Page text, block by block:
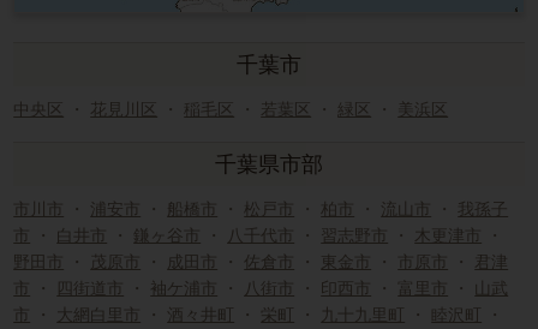
千葉市
中央区 ・ 花見川区 ・ 稲毛区 ・ 若葉区 ・ 緑区 ・ 美浜区
千葉県市部
・ 浦安市 ・ 船橋市 ・ 松戸市 ・ 柏市 ・ 流山市 ・ 我孫子
・ 白井市 ・ 鎌ヶ谷市 ・ 八千代市 ・ 習志野市 ・ 木更津市
・
野田市
・ 茂原市 ・ 成田市 ・ 佐倉市 ・ 東金市 ・ 市原市 ・
君津
・ 四街道市 ・ 袖ケ浦市 ・ 八街市 ・ 印西市 ・ 富里市 ・ 山武
・ 大網白里市 ・ 酒々井町 ・ 栄町 ・ 九十九里町 ・ 睦沢町 ・